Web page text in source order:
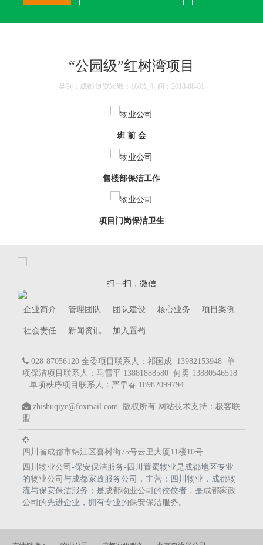
“公园级”红树湾项目
类别：成都 浏览次数：100次 时间：2018-08-01
班 前 会
售楼部保洁工作
项目门岗保洁卫生
扫一扫，微信
企业简介 管理团队 团队建设 核心业务 项目案例
社会责任 新闻资讯 加入置蜀
028-87056120 全委项目联系人：祁国成 13982153948 单
项保洁项目联系人：马雪平 13881888580 何勇 13880546518
单项秩序项目联系人：严早春 18982099794
zhishuqiye@foxmail.com 版权所有 网站技术支持： 极客联
盟
四川省成都市锦江区喜树街75号云里大厦11楼10号
四川物业公司 -保安保洁服务-四川置蜀物业是成都地区专业
的物业公司 与成都家政服务公司，主营：四川物业，成都物
流与保安保洁服务；是成都物业公司 的佼佼者，是成都家政
公司 的先进企业，拥有专业的保安保洁服务。